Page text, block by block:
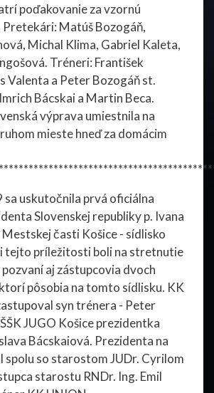
poďakovanie za vzornú
Matúš Bozogáň,
Michal Klima, Gabriel Kaleta,
Tréneri: František
Valenta a Peter Bozogáň st.
Bácskai a Martin Beca.
výprava umiestnila na
mieste hneď za domácim
sa uskutočnila prvá oficiálna
Slovenskej republiky p. Ivana
časti Košice - sídlisko
tejto príležitosti boli na stretnutie
aj zástupcovia dvoch
pôsobia na tomto sídlisku. KK
syn trénera - Peter
JUGO Košice prezidentka
Bácskaiová. Prezidenta na
spolu so starostom JUDr. Cyrilom
starostu RNDr. Ing. Emil